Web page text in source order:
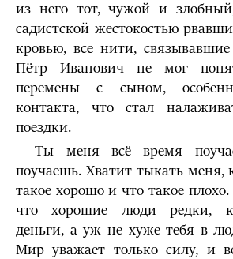
из него тот, чужой и
садистской жестокостью
кровью, все нити,
Пётр Иванович не мог
перемены с сыном,
контакта, что стал
поездки.
– Ты меня всё время
поучаешь. Хватит тыкать меня,
такое хорошо и что такое
что хорошие люди редки,
деньги, а уж не хуже тебя в
Мир уважает только силу, и